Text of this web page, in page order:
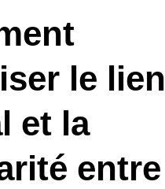
le lien
et la
entre